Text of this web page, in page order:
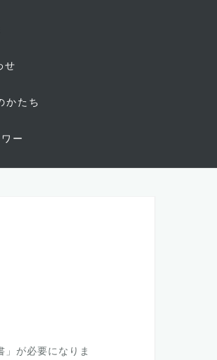
せ
かたち
ー
が必要になりま